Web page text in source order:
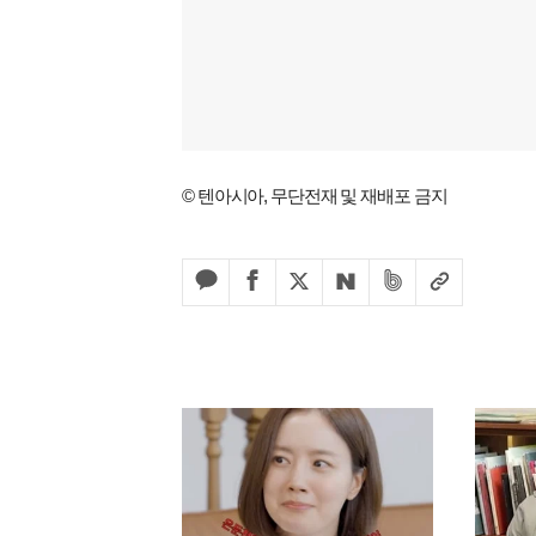
© 텐아시아, 무단전재 및 재배포 금지